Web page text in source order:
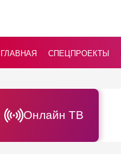
ГЛАВНАЯ СПЕЦПРОЕКТЫ
Онлайн ТВ